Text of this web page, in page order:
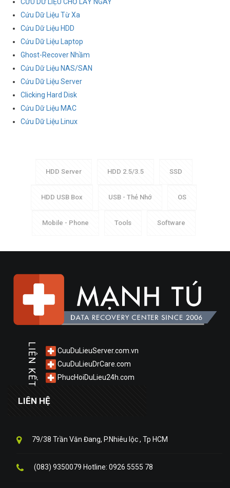
CỨU DỮ LIỆU CHỜ LẤY NGAY
Cứu Dữ Liệu Từ Xa
Cứu Dữ Liệu HDD
Cứu Dữ Liệu Laptop
Ghost-Recover Nhầm
Cứu Dữ Liệu NAS/SAN
Cứu Dữ Liệu Server
Clicking Hard Disk
Cứu Dữ Liệu MAC
Cứu Dữ Liệu Linux
HDD Server HDD 2.5/3.5 SSD
HDD USB Box USB - Thẻ Nhớ OS
Mobile - Phone Tools Software
LIÊN KẾT
CuuDuLieuServer.com.vn
CuuDuLieuDrCare.com
PhucHoiDuLieu24h.com
LIÊN HỆ
79/38 Trần Văn Đang, P.Nhiêu lộc , Tp HCM
(083) 9350079 Hotline: 0926 5555 78